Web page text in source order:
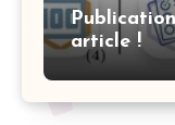
article !